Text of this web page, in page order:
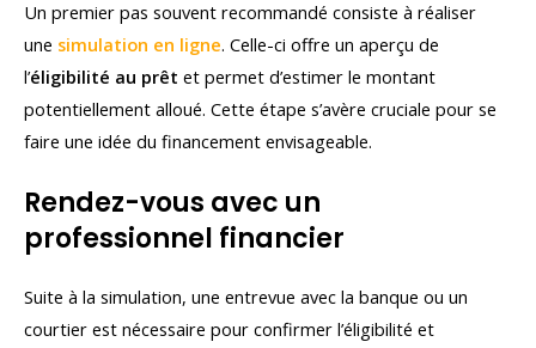
Un premier pas souvent recommandé consiste à réaliser
une simulation en ligne. Celle-ci offre un aperçu de
l’éligibilité au prêt et permet d’estimer le montant
potentiellement alloué. Cette étape s’avère cruciale pour se
faire une idée du financement envisageable.
Rendez-vous avec un
professionnel financier
Suite à la simulation, une entrevue avec la banque ou un
courtier est nécessaire pour confirmer l’éligibilité et